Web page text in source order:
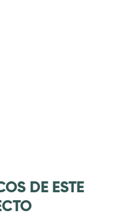
DE ESTE